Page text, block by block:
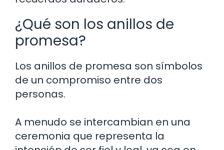
¿Qué son los anillos de
promesa?
Los anillos de promesa son símbolos
de un compromiso entre dos
personas.
A menudo se intercambian en una
ceremonia que representa la